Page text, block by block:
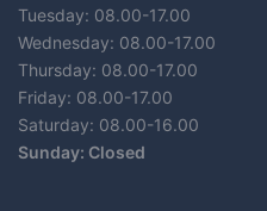
Tuesday: 08.00-17.00
Wednesday: 08.00-17.00
Thursday: 08.00-17.00
Friday: 08.00-17.00
Saturday: 08.00-16.00
Sunday: Closed